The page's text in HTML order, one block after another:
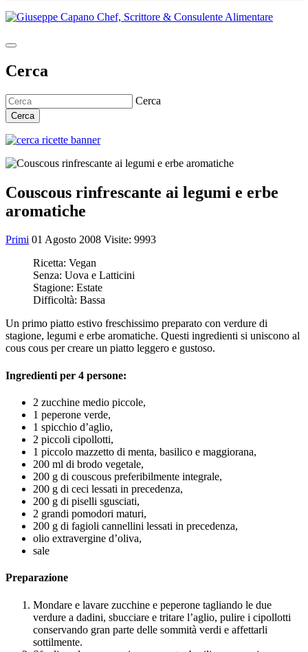
Cerca
Cerca
Cerca
Couscous rinfrescante ai legumi e erbe
aromatiche
Primi 01 Agosto 2008 Visite: 9993
Ricetta: Vegan
Senza: Uova e Latticini
Stagione: Estate
Difficoltà: Bassa
Un primo piatto estivo freschissimo preparato con verdure di
stagione, legumi e erbe aromatiche. Questi ingredienti si uniscono al
cous cous per creare un piatto leggero e gustoso.
Ingredienti per 4 persone:
2 zucchine medio piccole,
1 peperone verde,
1 spicchio d’aglio,
2 piccoli cipollotti,
1 piccolo mazzetto di menta, basilico e maggiorana,
200 ml di brodo vegetale,
200 g di couscous preferibilmente integrale,
200 g di ceci lessati in precedenza,
200 g di piselli sgusciati,
2 grandi pomodori maturi,
200 g di fagioli cannellini lessati in precedenza,
olio extravergine d’oliva,
sale
Preparazione
Mondare e lavare zucchine e peperone tagliando le due
verdure a dadini, sbucciare e tritare l’aglio, pulire i cipollotti
conservando gran parte delle sommità verdi e affettarli
sottilmente.